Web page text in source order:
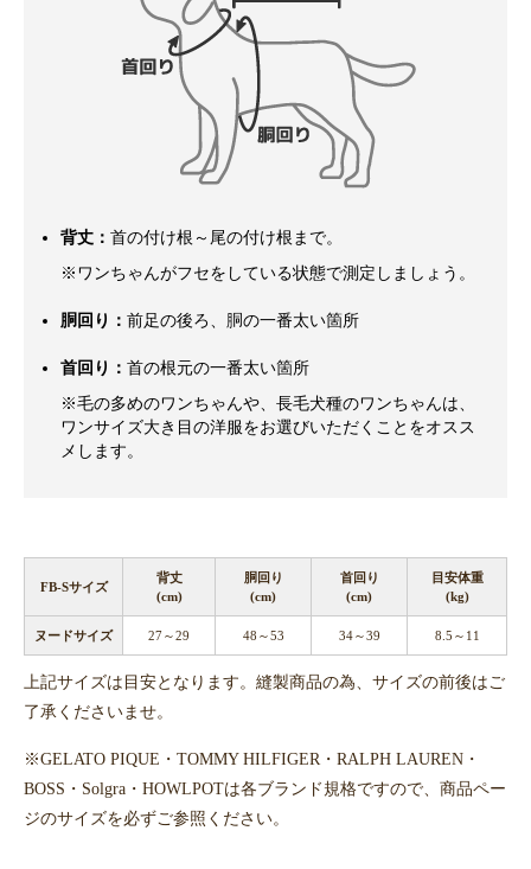
背丈： 首の付け根～尾の付け根まで。
※ワンちゃんがフセをしている状態で測定しましょう。
胴回り： 前足の後ろ、胴の一番太い箇所
首回り： 首の根元の一番太い箇所
※毛の多めのワンちゃんや、長毛犬種のワンちゃんは、
ワンサイズ大き目の洋服をお選びいただくことをオスス
メします。
FB-Sサイズ
背丈
(cm)
胴回り
(cm)
首回り
(cm)
目安体重
(kg)
ヌードサイズ 27～29 48～53 34～39 8.5～11
上記サイズは目安となります。縫製商品の為、サイズの前後はご
了承くださいませ。
※GELATO PIQUE・TOMMY HILFIGER・RALPH LAUREN・
BOSS・Solgra・HOWLPOTは各ブランド規格ですので、商品ペー
ジのサイズを必ずご参照ください。